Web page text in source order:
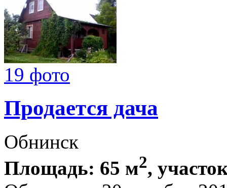
19 фото
Продается дача
Обнинск
Площадь: 65 м2,